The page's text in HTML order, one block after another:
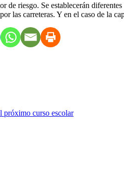
riesgo. Se establecerán
las carreteras. Y en el caso de la
próximo curso escolar